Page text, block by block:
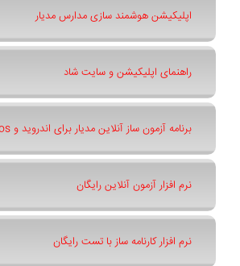
اپلیکیشن هوشمند سازی مدارس مدیار
راهنمای اپلیکیشن و سایت شاد
برنامه آزمون ساز آنلاین مدیار برای اندروید و ios
نرم افزار آزمون آنلاین رایگان
نرم افزار کارنامه ساز با تست رایگان